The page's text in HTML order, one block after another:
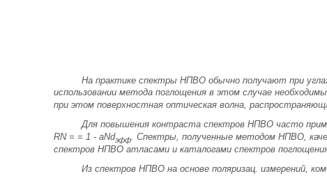
На практике спектры НПВО обычно получают при
использовании метода поглощения в этом случае
при этом поверхностная оптическая волна,
Для повышения контраста спектров НПВО часто
RN = = 1 - aNdэфф. Спектры, полученные методом НПВО,
спектров НПВО атласами и каталогами спектров
Из спектров НПВО на основе поляризац. измерений,